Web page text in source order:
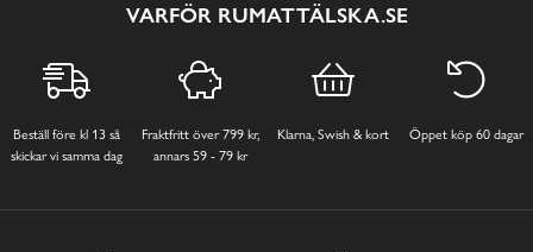
VARFÖR RUMATTÄLSKA.SE
Beställ före kl 13 så
skickar vi samma dag
Fraktfritt över 799 kr,
annars 59 - 79 kr
Klarna, Swish & kort Öppet köp 60 dagar